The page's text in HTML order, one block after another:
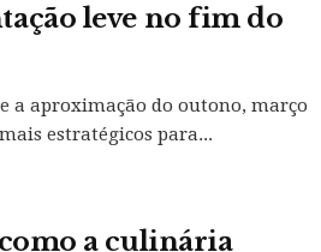
leve no fim do
a aproximação do outono, março
estratégicos para...
a culinária